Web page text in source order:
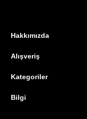
Hakkımızda
Alışveriş
Kategoriler
Bilgi